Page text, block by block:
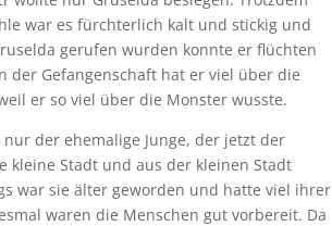
war es fürchterlich kalt und stickig und
gerufen wurden konnte er flüchten
der Gefangenschaft hat er viel über die
er so viel über die Monster wusste.
der ehemalige Junge, der jetzt der
kleine Stadt und aus der kleinen Stadt
war sie älter geworden und hatte viel ihrer
waren die Menschen gut vorbereit. Da